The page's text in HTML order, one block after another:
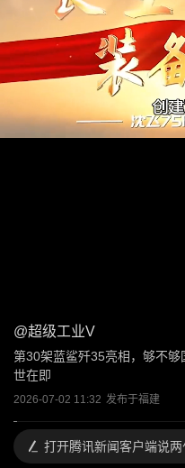
@超级工业V
第30架蓝鲨歼35亮相，够不
世在即
2026-07-02 11:32 发布于福建
打开腾讯新闻客户端说两